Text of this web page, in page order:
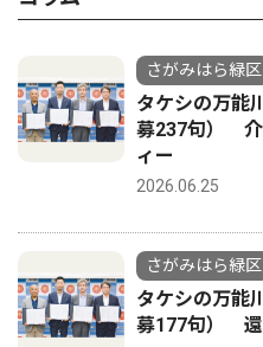
さがみはら緑区
タケシの万能
募237句） 介
ィー
2026.06.25
さがみはら緑区
タケシの万能
募177句） 還